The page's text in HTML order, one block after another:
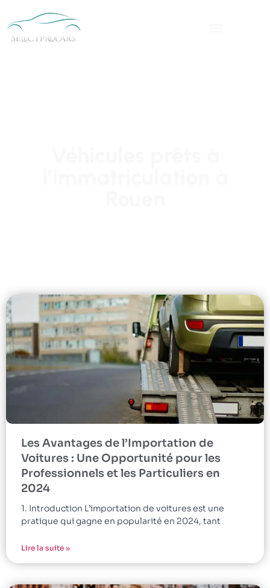
Les Avantages de l’Importation de
Voitures : Une Opportunité pour les
Professionnels et les Particuliers en
2024
1. Introduction L’importation de voitures est une
pratique qui gagne en popularité en 2024, tant
Lire la suite »